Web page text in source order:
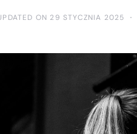
ON 29 STYCZNIA 2025